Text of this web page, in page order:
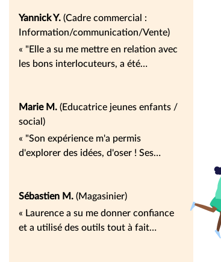
Yannick Y. (Cadre commercial :
Information/communication/Vente)
« "Elle a su me mettre en relation avec
les bons interlocuteurs, a été
Marie M. (Educatrice jeunes enfants /
social)
« "Son expérience m'a permis
d'explorer des idées, d'oser ! Ses
Sébastien M. (Magasinier)
« Laurence a su me donner confiance
et a utilisé des outils tout à fait